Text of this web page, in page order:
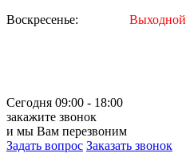
Воскресенье:
Выходной
Сегодня 09:00 - 18:00
закажите звонок
и мы Вам перезвоним
Задать вопрос Заказать звонок